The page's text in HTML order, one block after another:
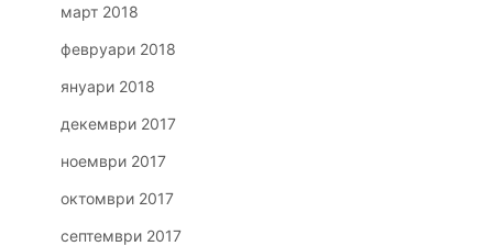
март 2018
февруари 2018
януари 2018
декември 2017
ноември 2017
октомври 2017
септември 2017